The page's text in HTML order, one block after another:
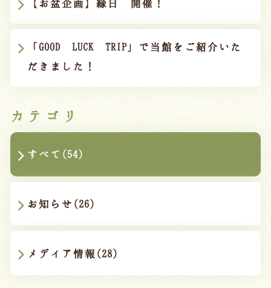
【お盆企画】縁日 開催！
「GOOD LUCK TRIP」で当館をご紹介いた
だきました！
カテゴリ
すべて(54)
お知らせ(26)
メディア情報(28)